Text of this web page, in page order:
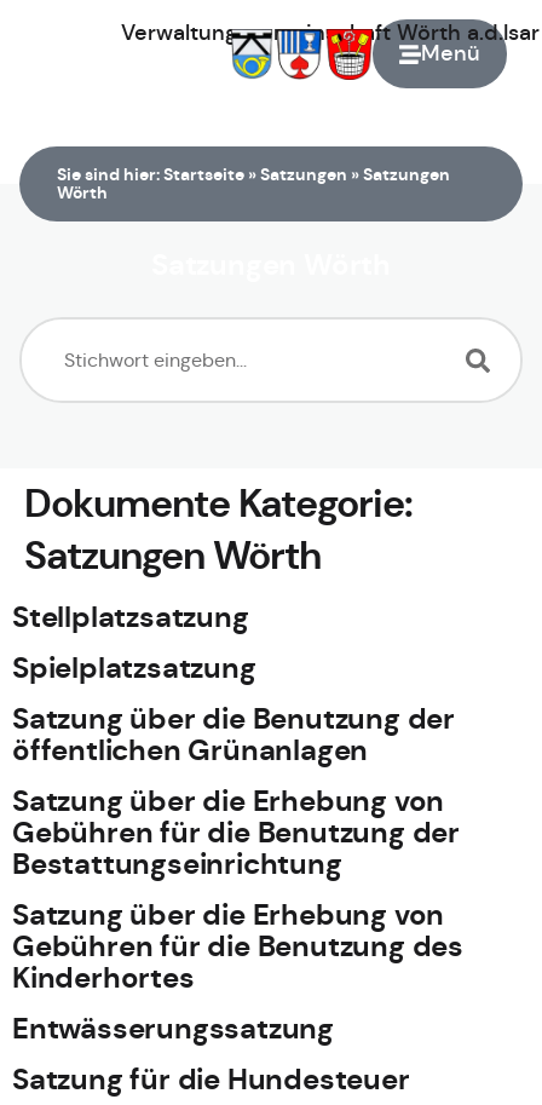
Menü
Verwaltungsgemeinschaft Wörth
Sie sind hier:Startseite »Satzungen »Satzungen
Wörth
Dokumente Kategorie:
Satzungen Wörth
Stellplatzsatzung
Spielplatzsatzung
Satzung über die Benutzung der
öffentlichen Grünanlagen
Satzung über die Erhebung von
Gebühren für die Benutzung der
Bestattungseinrichtung
Satzung über die Erhebung von
Gebühren für die Benutzung des
Kinderhortes
Entwässerungssatzung
Satzung für die Hundesteuer